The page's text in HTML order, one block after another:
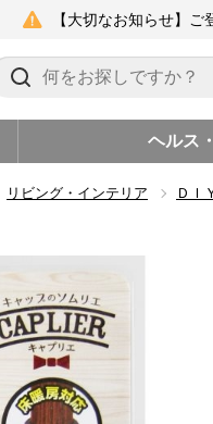
【大切なお知らせ】
ヘルス
リビング・インテリア ＤＩ